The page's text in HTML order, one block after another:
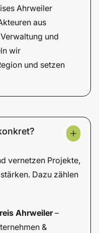
Ahrweiler
aus
und
wir
und setzen
vernetzen Projekte,
Dazu zählen
Ahrweiler–
&